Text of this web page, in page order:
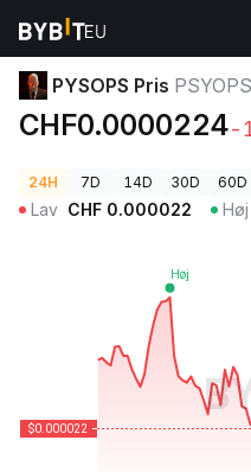
Kryptopriser
PYSOPS Pris PSYOPS
CHF0.0000224-
24H 7D 14D 30D 60D
Lav CHF 0.000022 Høj